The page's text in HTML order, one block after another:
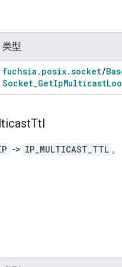
类型
fuchsia . posix.socket/
Socket GetIpMulticast
Ttl
-> IP_MULTICAST_TTL 。